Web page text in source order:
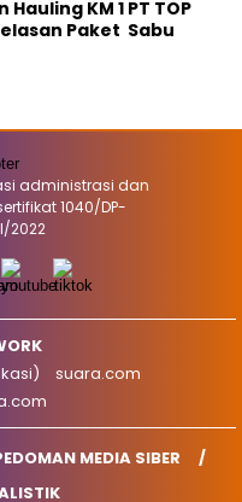
KM 1 PT TOP
Paket Sabu
administrasi dan
1040/DP-
2022
suara.com
MEDIA SIBER